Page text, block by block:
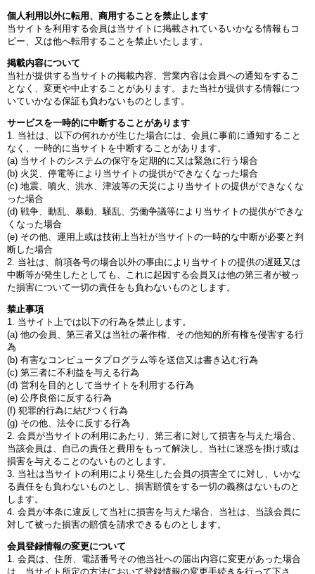
個人利用以外に転用、商用することを禁止します
当サイトを利用する会員は当サイトに掲載されているいかなる情報もコ
ピー、又は他へ転用することを禁止いたします。
掲載内容について
当社が提供する当サイトの掲載内容、営業内容は会員への通知をするこ
となく、変更や中止することがあります。また当社が提供する情報につ
いていかなる保証も負わないものとします。
サービスを一時的に中断することがあります
1. 当社は、以下の何れかが生じた場合には、会員に事前に通知すること
なく、一時的に当サイトを中断することがあります。
(a) 当サイトのシステムの保守を定期的に又は緊急に行う場合
(b) 火災、停電等により当サイトの提供ができなくなった場合
(c) 地震、噴火、洪水、津波等の天災により当サイトの提供ができなくな
った場合
(d) 戦争、動乱、暴動、騒乱、労働争議等により当サイトの提供ができな
くなった場合
(e) その他、運用上或は技術上当社が当サイトの一時的な中断が必要と判
断した場合
2. 当社は、前項各号の場合以外の事由により当サイトの提供の遅延又は
中断等が発生したとしても、これに起因する会員又は他の第三者が被っ
た損害について一切の責任をも負わないものとします。
禁止事項
1. 当サイト上では以下の行為を禁止します。
(a) 他の会員、第三者又は当社の著作権、その他知的所有権を侵害する行
為
(b) 有害なコンピュータプログラム等を送信又は書き込む行為
(c) 第三者に不利益を与える行為
(d) 営利を目的として当サイトを利用する行為
(e) 公序良俗に反する行為
(f) 犯罪的行為に結びつく行為
(g) その他、法令に反する行為
2. 会員が当サイトの利用にあたり、第三者に対して損害を与えた場合、
当該会員は、自己の責任と費用をもって解決し、当社に迷惑を掛け或は
損害を与えることのないものとします。
3. 当社は当サイトの利用により発生した会員の損害全てに対し、いかな
る責任をも負わないものとし、損害賠償をする一切の義務はないものと
します。
4. 会員が本条に違反して当社に損害を与えた場合、当社は、当該会員に
対して被った損害の賠償を請求できるものとします。
会員登録情報の変更について
1. 会員は、住所、電話番号その他当社への届出内容に変更があった場合
は、当サイト所定の方法において登録情報の変更手続きを行って下さ